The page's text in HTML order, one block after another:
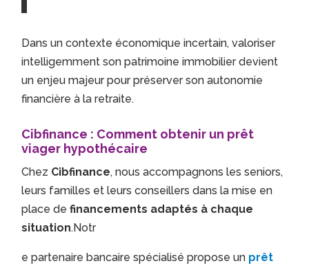
Dans un contexte économique incertain, valoriser
intelligemment son patrimoine immobilier devient
un enjeu majeur pour préserver son autonomie
financière à la retraite.
Cibfinance : Comment obtenir un prêt
viager hypothécaire
Chez Cibfinance, nous accompagnons les seniors,
leurs familles et leurs conseillers dans la mise en
place definancements adaptés à chaque
situation.Notr
e partenaire bancaire spécialisé propose un prêt